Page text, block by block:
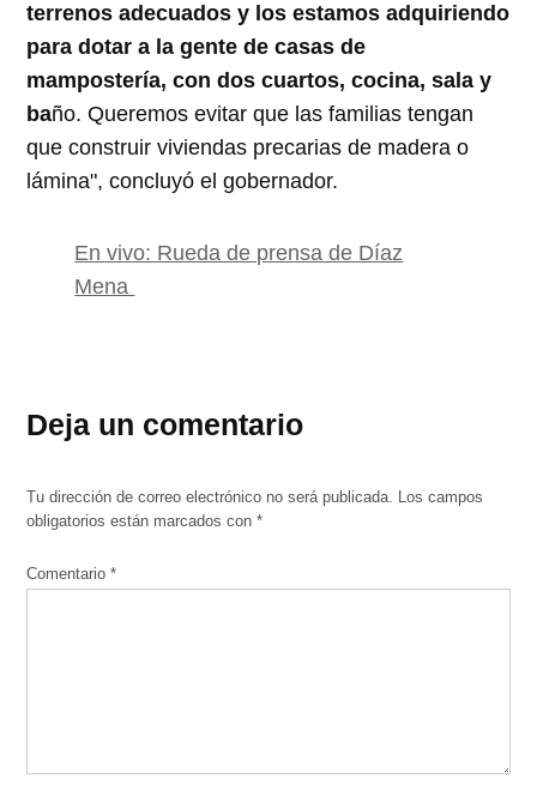
terrenos adecuados y los estamos adquiriendo
para dotar a la gente de casas de
mampostería, con dos cuartos, cocina, sala y
baño. Queremos evitar que las familias tengan
que construir viviendas precarias de madera o
lámina", concluyó el gobernador.
En vivo: Rueda de prensa de Díaz
Mena
Deja un comentario
Tu dirección de correo electrónico no será publicada. Los campos
obligatorios están marcados con*
Comentario*